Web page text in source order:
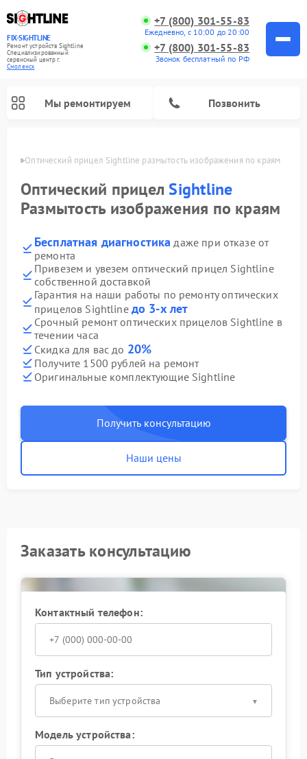
FIX-SIGHTLINE
Ремонт устройств Sightline
Специализированный
cервисный центр г.
Смоленск
+7 (800) 301-55-83
Ежедневно, с 10:00 до 20:00
+7 (800) 301-55-83
Звонок бесплатный по РФ
Мы ремонтируем Позвонить
Оптический прицел Sightline размытость изображения по краям
Оптический прицелSightline
Размытость изображения по краям
Бесплатная диагностика даже при отказе от
ремонта
Привезем и увезем оптический прицел Sightline
собственной доставкой
Гарантия на наши работы по ремонту оптических
прицелов Sightline до 3-х лет
Срочный ремонт оптических прицелов Sightline в
течении часа
Скидка для вас до 20%
Получите 1500 рублей на ремонт
Оригинальные комплектующие Sightline
Получить консультацию
Наши цены
Заказать консультацию
Контактный телефон:
Тип устройства:
Выберите тип устройства
Модель устройства: